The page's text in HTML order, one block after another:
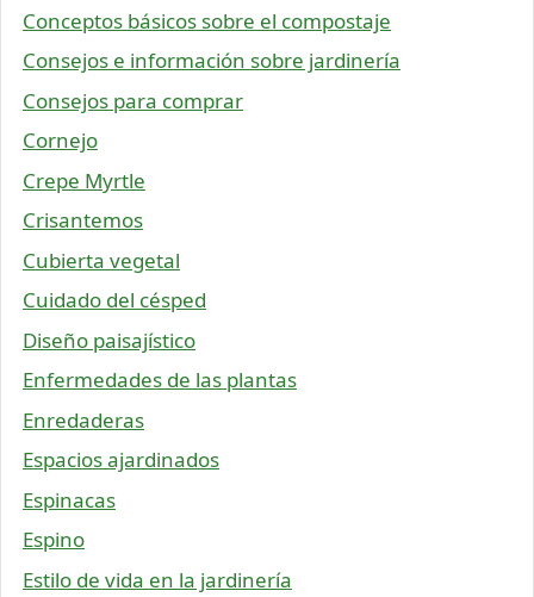
Conceptos básicos sobre el compostaje
Consejos e información sobre jardinería
Consejos para comprar
Cornejo
Crepe Myrtle
Crisantemos
Cubierta vegetal
Cuidado del césped
Diseño paisajístico
Enfermedades de las plantas
Enredaderas
Espacios ajardinados
Espinacas
Espino
Estilo de vida en la jardinería